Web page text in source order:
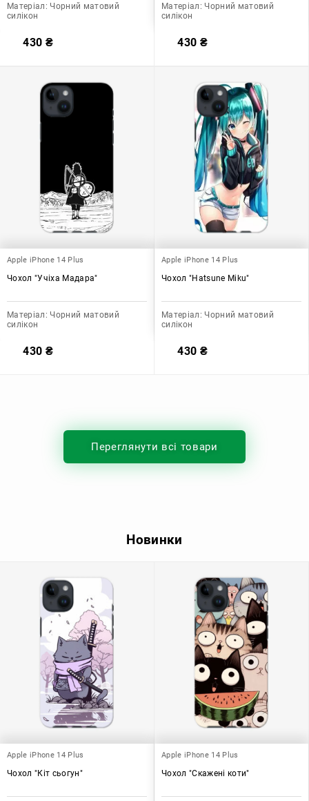
Матеріал: Чорний матовий
силікон
430 ₴
Матеріал: Чорний матовий
силікон
430 ₴
Apple iPhone 14 Plus
Чохол "Учіха Мадара"
Матеріал: Чорний матовий
силікон
430 ₴
Apple iPhone 14 Plus
Чохол "Hatsune Miku"
Матеріал: Чорний матовий
силікон
430 ₴
Переглянути всі товари
Новинки
Apple iPhone 14 Plus
Чохол "Кіт сьогун"
Apple iPhone 14 Plus
Чохол "Скажені коти"